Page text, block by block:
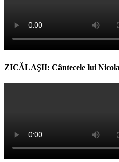
ZICĂLAŞII: Cântecele lui